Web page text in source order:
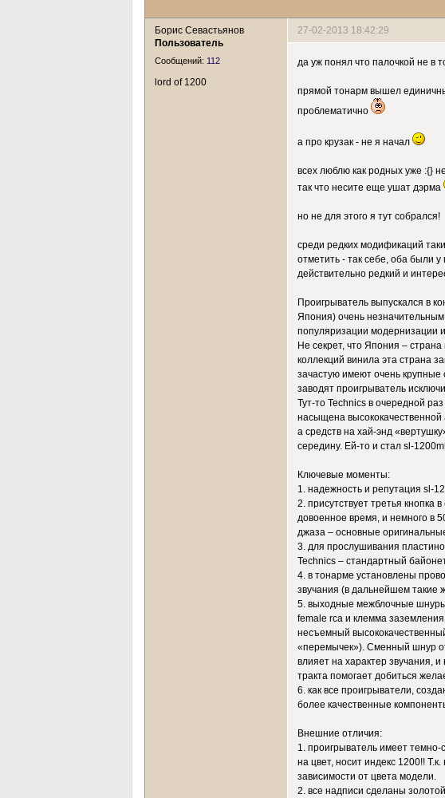
Борис Севастьянов
Пользователь
Сообщений: 112
lord of 1200
27-02-2013 18:42:29
да уж понял что палочкой не в
прямой тонарм вышел
проблематично
а про крузак - не я начал
всех люблю как родных уже :{}
так что несите еще ушат дэрма
но не для этого я тут собрался!
среди редких модификаций
отметить - так себе, оба были
действительно редкий и
Проигрыватель выпускался в
Япония) очень
популяризации модернизации
Не секрет, что Япония –
коллекций винила эта страна
зачастую имеют очень крупные
заводят проигрыватель
Тут-то Technics в очередной
насыщена высококачественной
а средств на хай-энд
середину. Ей-то и стал sl-
Ключевые моменты:
1. надежность и репутация sl-
2. присутствует третья кнопка
довоенное время, и немного в
джаза – основные
3. для прослушивания
Technics – стандартный
4. в тонарме установлены
звучания (в дальнейшем такие
5. выходные межблочные
female rca и клемма
несъемный
«перемычек»). Сменный шнур
влияет на характер звучания,
тракта помогает добиться
6. как все проигрыватели,
более качественные
Внешние отличия:
1. проигрыватель имеет
на цвет, носит индекс 1200!!
зависимости от цвета модели.
2. все надписи сделаны